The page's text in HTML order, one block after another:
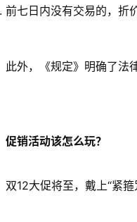
前七日内没有交易的，折
此外，《规定》明确了法
促销活动该怎么玩？
双12大促将至，戴上“紧